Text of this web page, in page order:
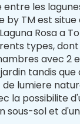
les
by TM est
Rosa a
types,
avec
tandis
lumiere
la possibilite
sol et